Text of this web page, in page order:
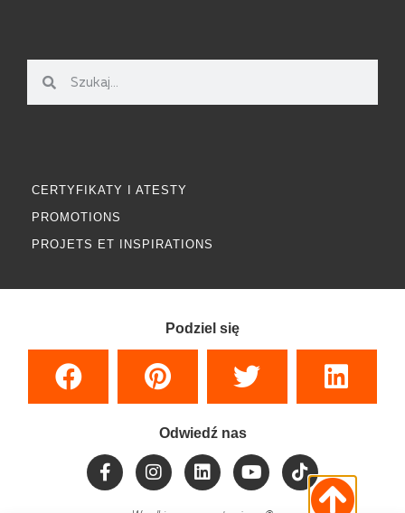
CERTYFIKATY I ATESTY
PROMOTIONS
PROJETS ET INSPIRATIONS
Podziel się
Odwiedź nas